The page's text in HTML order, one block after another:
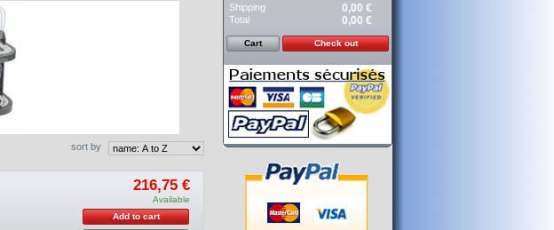
sort by
216,75 €
Available
Add to cart
Shipping 0,00 €
Total 0,00 €
Cart Check out